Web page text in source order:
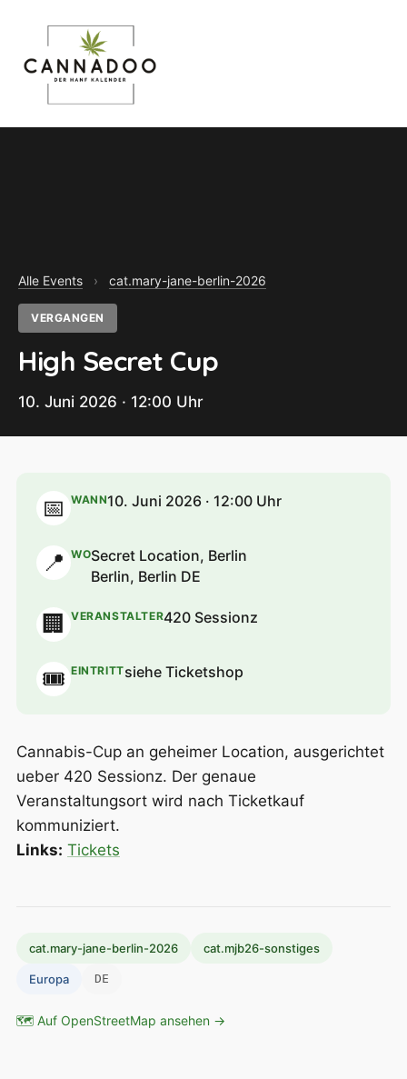
Alle Events › cat.mary-jane-berlin-2026
VERGANGEN
High Secret Cup
10. Juni 2026 · 12:00 Uhr
📅 WANN10. Juni 2026 · 12:00 Uhr
📍 WOSecret Location, Berlin
Berlin, Berlin DE
🏢 VERANSTALTER420 Sessionz
🎟 EINTRITTsiehe Ticketshop
Cannabis-Cup an geheimer Location, ausgerichtet
ueber 420 Sessionz. Der genaue
Veranstaltungsort wird nach Ticketkauf
kommuniziert.
Links: Tickets
cat.mary-jane-berlin-2026 cat.mjb26-sonstiges
Europa DE
🗺 Auf OpenStreetMap ansehen →